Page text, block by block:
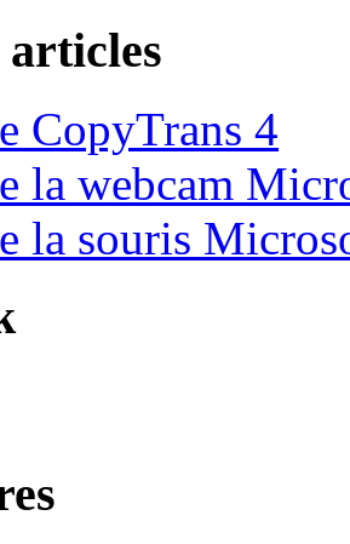
CopyTrans 4
la webcam
la souris